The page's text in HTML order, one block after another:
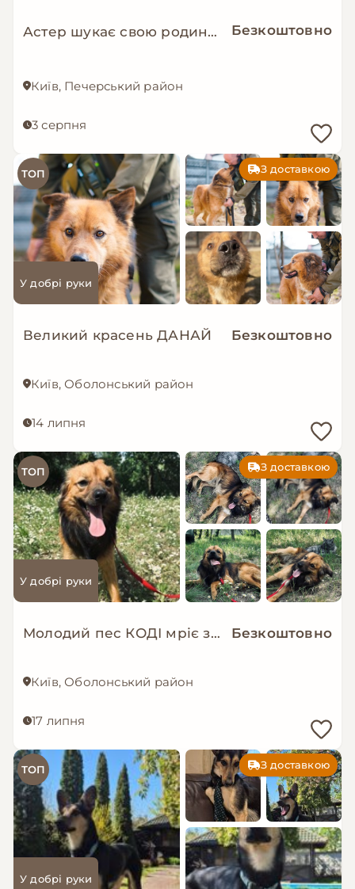
Астер шукає свою родину. ❤️ Безкоштовно
Київ, Печерський район
3 серпня
ТОП З доставкою
У добрі руки
Великий красень ДАНАЙ Безкоштовно
Київ, Оболонський район
14 липня
ТОП З доставкою
У добрі руки
Молодий пес КОДІ мріє знову стати домашнім! Безкоштовно
Київ, Оболонський район
17 липня
ТОП З доставкою
У добрі руки